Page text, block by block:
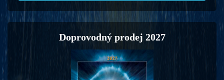
Doprovodný prodej 2027